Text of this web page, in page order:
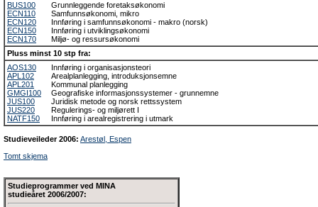
BUS100
Grunnleggende foretaksøkonomi
ECN110
Samfunnsøkonomi, mikro
ECN120
Innføring i samfunnsøkonomi - makro (norsk)
ECN150
Innføring i utviklingsøkonomi
ECN170
Miljø- og ressursøkonomi
Pluss minst 10 stp fra:
AOS130
Innføring i organisasjonsteori
APL102
Arealplanlegging, introduksjonsemne
APL201
Kommunal planlegging
GMGI100
Geografiske informasjonssystemer - grunnemne
JUS100
Juridisk metode og norsk rettssystem
JUS220
Regulerings- og miljørett I
NATF150
Innføring i arealregistrering i utmark
Studieveileder 2006: Arestøl, Espen
Tomt skjema
Studieprogrammer ved MINA
studieåret 2006/2007: